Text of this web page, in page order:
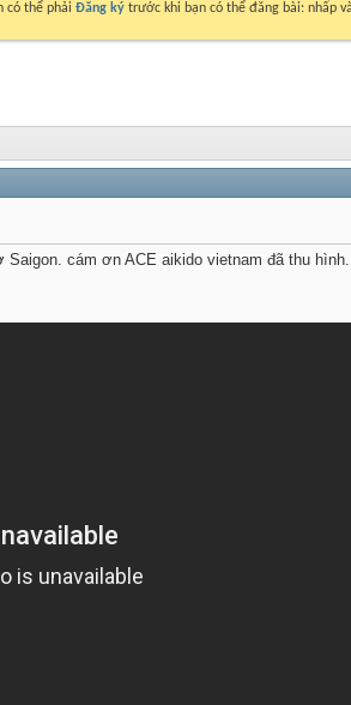
có thể phải Đăng ký trước khi bạn có thể đăng bài: nhấp
cám ơn ACE aikido vietnam đã thu hình.